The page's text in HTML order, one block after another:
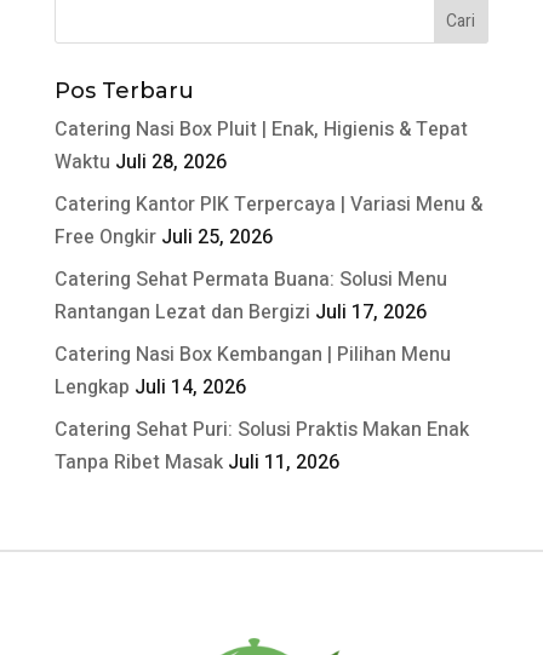
Pos Terbaru
Catering Nasi Box Pluit | Enak, Higienis & Tepat
Waktu Juli 28, 2026
Catering Kantor PIK Terpercaya | Variasi Menu &
Free Ongkir Juli 25, 2026
Catering Sehat Permata Buana: Solusi Menu
Rantangan Lezat dan Bergizi Juli 17, 2026
Catering Nasi Box Kembangan | Pilihan Menu
Lengkap Juli 14, 2026
Catering Sehat Puri: Solusi Praktis Makan Enak
Tanpa Ribet Masak Juli 11, 2026